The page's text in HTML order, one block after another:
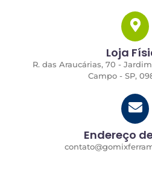
Loja
R. das Araucárias, 70 -
Campo - SP,
Endereço